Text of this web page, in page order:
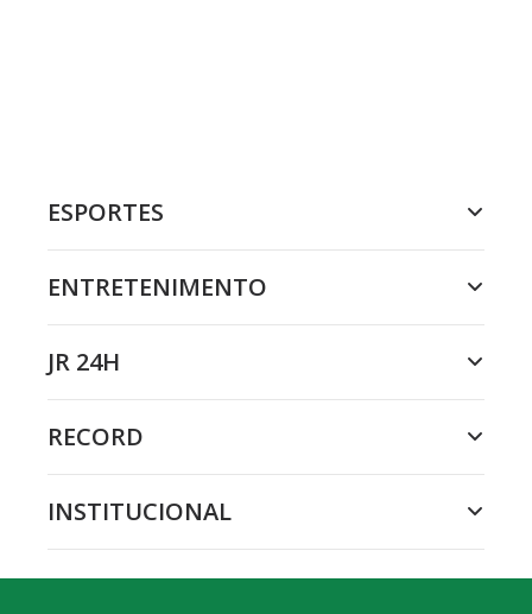
ESPORTES
ENTRETENIMENTO
JR 24H
RECORD
INSTITUCIONAL